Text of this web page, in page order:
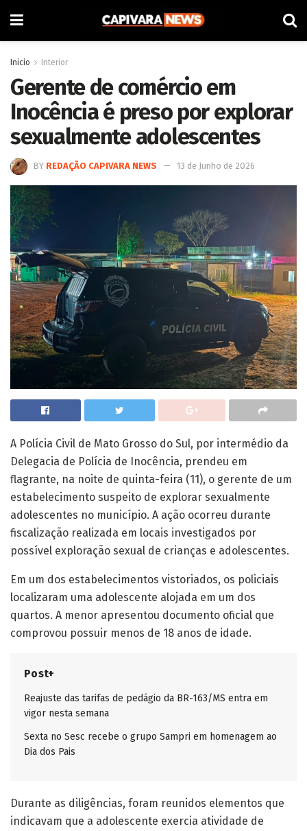
Inicio Interior
Gerente de comércio em
Inocência é preso por explorar
sexualmente adolescentes
BY REDAÇÃO CAPIVARA NEWS 13 de Junho de 2026
A Polícia Civil de Mato Grosso do Sul, por intermédio da
Delegacia de Polícia de Inocência, prendeu em
flagrante, na noite de quinta-feira (11), o gerente de um
estabelecimento suspeito de explorar sexualmente
adolescentes no município. A ação ocorreu durante
fiscalização realizada em locais investigados por
possível exploração sexual de crianças e adolescentes.
Em um dos estabelecimentos vistoriados, os policiais
localizaram uma adolescente alojada em um dos
quartos. A menor apresentou documento oficial que
comprovou possuir menos de 18 anos de idade.
Post+
Reajuste das tarifas de pedágio da BR-163/MS entra em
vigor nesta semana
Sexta no Sesc recebe o grupo Sampri em homenagem ao
Dia dos Pais
Durante as diligências, foram reunidos elementos que
indicavam que a adolescente exercia atividade de